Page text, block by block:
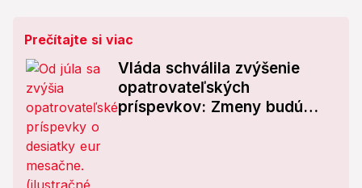
Prečítajte si viac
Vláda schválila zvýšenie
opatrovateľských
príspevkov: Zmeny budú